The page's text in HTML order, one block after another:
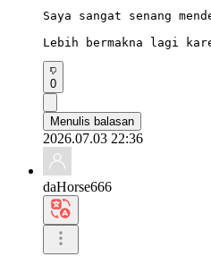
Saya sangat senang
Lebih bermakna lagi
0
Menulis balasan
2026.07.03 22:36
daHorse666